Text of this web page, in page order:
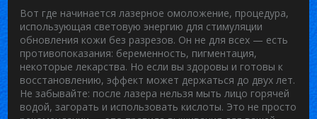
Вот где начинается лазерное омоложение, процедура,
использующая световую энергию для стимуляции
обновления кожи без разрезов. Он не для всех — есть
противопоказания: беременность, пигментация,
некоторые лекарства. Но если вы здоровы и готовы к
восстановлению, эффект может держаться до двух лет.
Не забывайте: после лазера нельзя мыть лицо горячей
водой, загорать и использовать кислоты. Это не просто